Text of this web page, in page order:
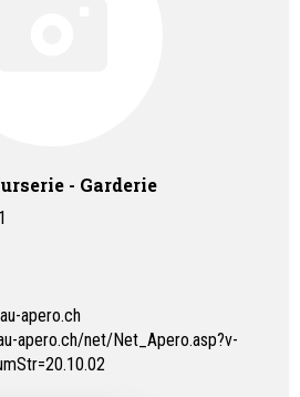
- Garderie
apero.ch
apero.ch/net/Net_Apero.asp?v-